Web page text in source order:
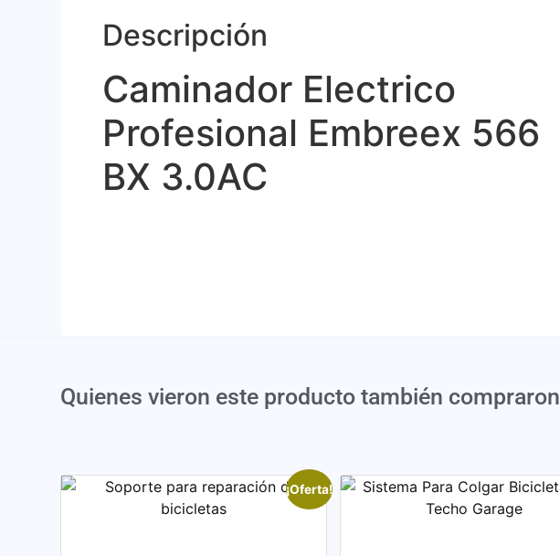
Descripción
Caminador Electrico
Profesional Embreex 566
BX 3.0AC
Quienes vieron este producto también compraron
¡Oferta!